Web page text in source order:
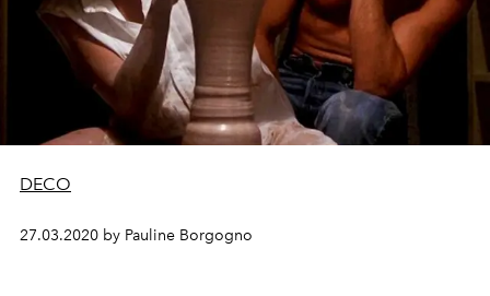
DECO
27.03.2020 by Pauline Borgogno